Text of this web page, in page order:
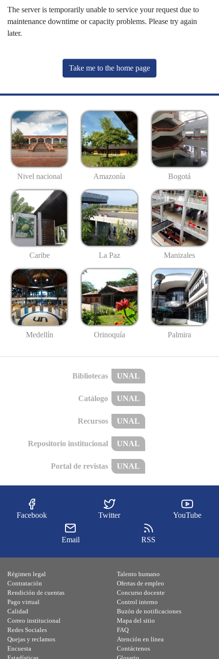
The server is temporarily unable to service your request due to
maintenance downtime or capacity problems. Please try again
later.
Take me to the home page
Nivel nacional Amazonía Bogotá
Caribe La Paz Manizales
Medellín Orinoquía Palmira
Bibliotecas UNAL
Catálogo UNAL
Recursos UNAL
Repositorio institucional UNAL
Portal de revistas UNAL
Facebook Twitter YouTube
Email RSS
Régimen legal
Contratación
Rendición de cuentas
Pago virtual
Calidad
Talento humano
Ofertas de empleo
Concurso docente
Control interno
Buzón de notificaciones
Correo institucional
Redes Sociales
Quejas y reclamos
Encuesta
Mapa del sitio
FAQ
Atención en línea
Contáctenos